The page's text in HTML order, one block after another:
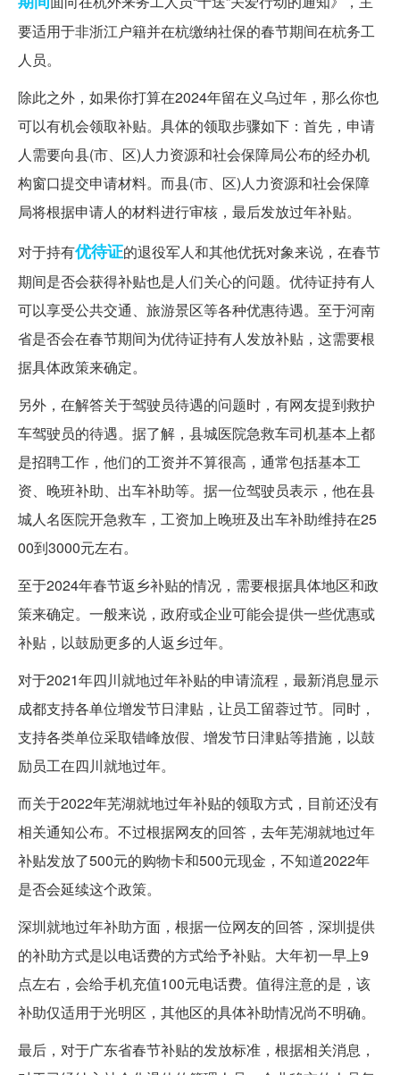
要适用于非浙江户籍并在杭缴纳社保的春节期间在杭务工
人员。
除此之外，如果你打算在2024年留在义乌过年，那么你也
可以有机会领取补贴。具体的领取步骤如下：首先，申请
人需要向县(市、区)人力资源和社会保障局公布的经办机
构窗口提交申请材料。而县(市、区)人力资源和社会保障
局将根据申请人的材料进行审核，最后发放过年补贴。
对于持有优待证的退役军人和其他优抚对象来说，在春节
期间是否会获得补贴也是人们关心的问题。优待证持有人
可以享受公共交通、旅游景区等各种优惠待遇。至于河南
省是否会在春节期间为优待证持有人发放补贴，这需要根
据具体政策来确定。
另外，在解答关于驾驶员待遇的问题时，有网友提到救护
车驾驶员的待遇。据了解，县城医院急救车司机基本上都
是招聘工作，他们的工资并不算很高，通常包括基本工
资、晚班补助、出车补助等。据一位驾驶员表示，他在县
城人名医院开急救车，工资加上晚班及出车补助维持在25
00到3000元左右。
至于2024年春节返乡补贴的情况，需要根据具体地区和政
策来确定。一般来说，政府或企业可能会提供一些优惠或
补贴，以鼓励更多的人返乡过年。
对于2021年四川就地过年补贴的申请流程，最新消息显示
成都支持各单位增发节日津贴，让员工留蓉过节。同时，
支持各类单位采取错峰放假、增发节日津贴等措施，以鼓
励员工在四川就地过年。
而关于2022年芜湖就地过年补贴的领取方式，目前还没有
相关通知公布。不过根据网友的回答，去年芜湖就地过年
补贴发放了500元的购物卡和500元现金，不知道2022年
是否会延续这个政策。
深圳就地过年补助方面，根据一位网友的回答，深圳提供
的补助方式是以电话费的方式给予补贴。大年初一早上9
点左右，会给手机充值100元电话费。值得注意的是，该
补助仅适用于光明区，其他区的具体补助情况尚不明确。
最后，对于广东省春节补贴的发放标准，根据相关消息，